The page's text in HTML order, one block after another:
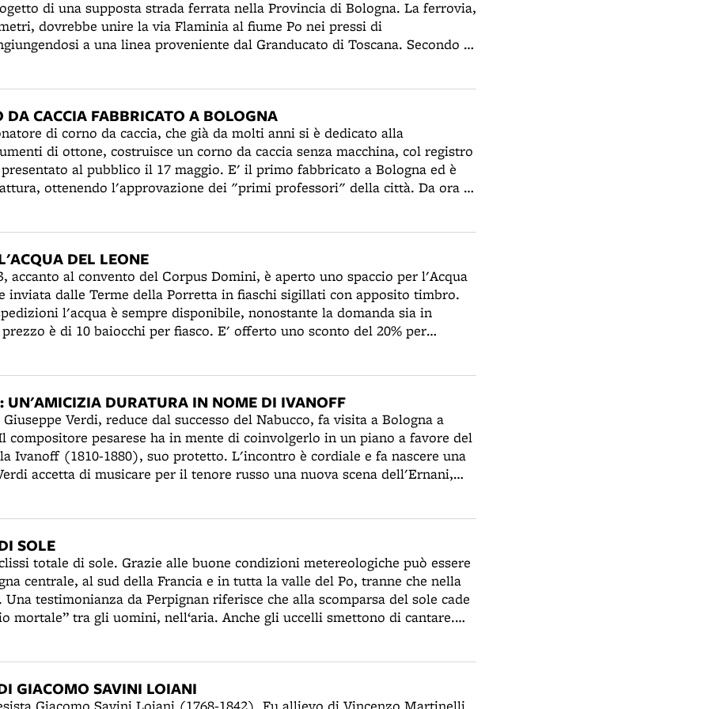
pochi
fu poca "gli applausi, tuttavia, furono grandi e, che val meglio,
periodo, oltre all’Opera e alle tradizionali accademie vocali e
presenta serate di prosa con poeti improvvisatori, spettacoli di
di una supposta strada ferrata nella Provincia di Bologna. La ferrovia,
dovrebbe unire la via Flaminia al fiume Po nei pressi di
a una linea proveniente dal Granducato di Toscana. Secondo il
"a guida di ferro" potrà "elettrizzare il traffico dei prodotti
Modena - Castelfranco Emilia al porto di Ancona. Per il momento
lettera morta. Solo nel 1852, dopo alterne vicende e vivaci
tracciato ferroviario attraverso le valli del Setta e del Bisenzio, al quale
quello lungo la valle del Reno.
DA CACCIA FABBRICATO A BOLOGNA
di corno da caccia, che già da molti anni si è dedicato alla
di ottone, costruisce un corno da caccia senza macchina, col registro
al pubblico il 17 maggio. E' il primo fabbricato a Bologna ed è
ottenendo l'approvazione dei "primi professori" della città. Da ora in
Trombe, Tromboni, Corni da caccia" possono rifornirsi a Bologna,
DEL LEONE
accanto al convento del Corpus Domini, è aperto uno spaccio per l'Acqua
inviata dalle Terme della Porretta in fiaschi sigillati con apposito timbro.
l'acqua è sempre disponibile, nonostante la domanda sia in
è di 10 baiocchi per fiasco. E' offerto uno sconto del 20% per
fiaschi. Intanto ai Bagni della Porretta è annunciata, per i mesi
rotonda, quanto alle rispettive abitazioni".
UN'AMICIZIA DURATURA IN NOME DI IVANOFF
Verdi, reduce dal successo del Nabucco, fa visita a Bologna a
compositore pesarese ha in mente di coinvolgerlo in un piano a favore del
Ivanoff (1810-1880), suo protetto. L'incontro è cordiale e fa nascere una
accetta di musicare per il tenore russo una nuova scena dell'Ernani,
Maria Piave. Ivanoff canterà la nuova aria "Odi il voto o grande
da Rossini la richiesta - che non oserà rifiutare - di una nuova
Ivanoff. Dopo l'esito trionfale della prima a Trieste, il tenore russo
anni seguenti a cantare la parte di Foresto nella variante voluta da
le ovazioni del pubblico.
SOLE
totale di sole. Grazie alle buone condizioni metereologiche può essere
centrale, al sud della Francia e in tutta la valle del Po, tranne che nella
testimonianza da Perpignan riferisce che alla scomparsa del sole cade
mortale” tra gli uomini, nell‘aria. Anche gli uccelli smettono di cantare.
al culmine a Bologna, ma probabilmente non è veramente completa:
stato bisogno di lume in casa. Neppure il canarino ha smesso di cantare
GIACOMO SAVINI LOIANI